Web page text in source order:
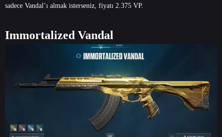
sadece Vandal’ı almak isterseniz, fiyatı 2.375 VP.
Immortalized Vandal